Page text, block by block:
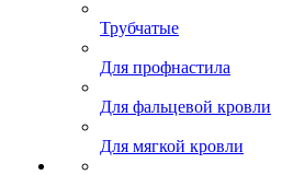
Трубчатые
Для профнастила
Для фальцевой кровли
Для мягкой кровли